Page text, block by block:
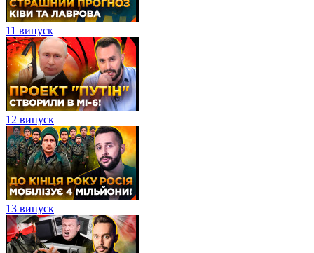
11 випуск
12 випуск
13 випуск